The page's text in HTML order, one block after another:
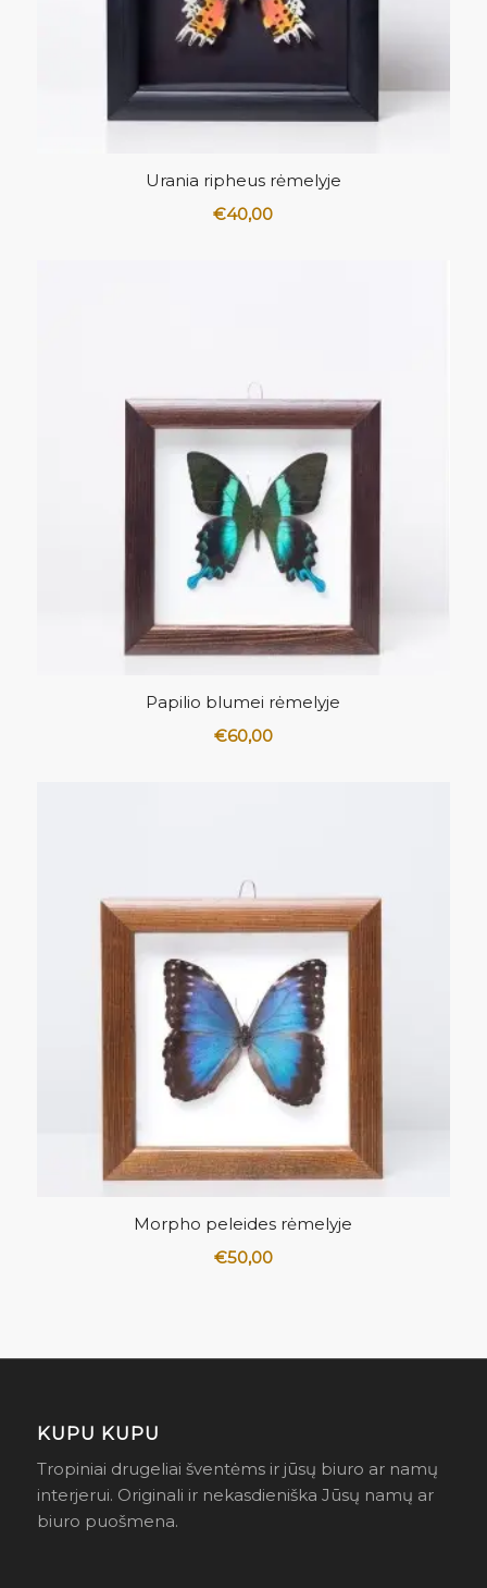
Urania ripheus rėmelyje
€40,00
Papilio blumei rėmelyje
€60,00
Morpho peleides rėmelyje
€50,00
KUPU KUPU
Tropiniai drugeliai šventėms ir jūsų biuro ar namų
interjerui. Originali ir nekasdieniška Jūsų namų ar
biuro puošmena.